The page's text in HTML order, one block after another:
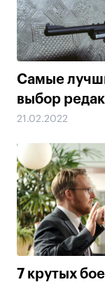
Самые
выбор
21.02.2022
7 крутых